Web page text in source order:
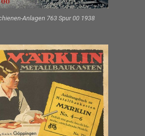
Anlagen 763 Spur 00 1938